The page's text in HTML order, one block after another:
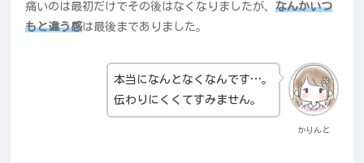
痛いのは最初だけでその後はなくなりましたが、なんかいつ
もと違う感は最後までありました。
かりんと
本当になんとなくなんです…。
伝わりにくくてすみません。